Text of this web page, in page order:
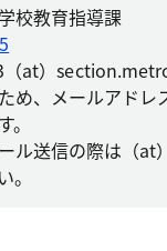
校教育指導課
（at）
め、メールアドレ
ル送信の際は（at
。